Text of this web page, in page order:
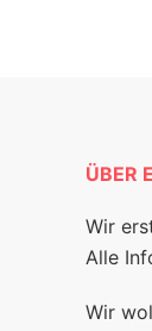
ÜBER
Wir
Alle
Wir